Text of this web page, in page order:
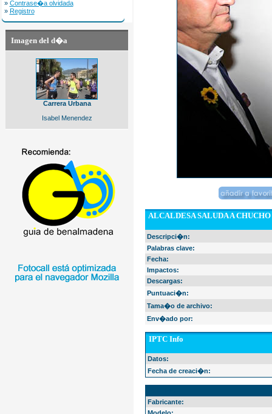
» Contrase�a olvidada
» Registro
Imagen del d�a
Carrera Urbana
Isabel Menendez
ALCALDESA SALUDA A
Descripci�n:
Palabras clave:
Fecha:
Impactos:
Descargas:
Puntuaci�n:
Tama�o de archivo:
Env�ado por:
IPTC Info
Datos:
Fecha de creaci�n:
Fabricante: